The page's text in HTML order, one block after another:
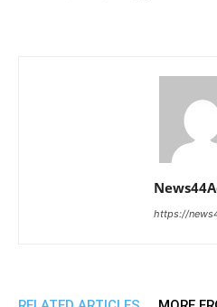
https://